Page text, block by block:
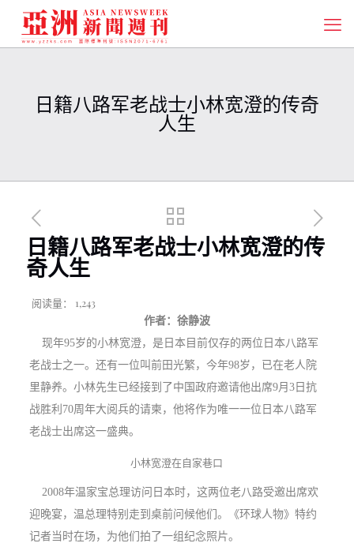
日籍八路军老战士小林宽澄的传奇
人生
日籍八路军老战士小林宽澄的传
奇人生
阅读量： 1,243
作者：徐静波
现年95岁的小林宽澄，是日本目前仅存的两位日本八路军
老战士之一。还有一位叫前田光繁，今年98岁，已在老人院
里静养。小林先生已经接到了中国政府邀请他出席9月3日抗
战胜利70周年大阅兵的请柬，他将作为唯一一位日本八路军
老战士出席这一盛典。
小林宽澄在自家巷口
2008年温家宝总理访问日本时，这两位老八路受邀出席欢
迎晚宴，温总理特别走到桌前问候他们。《环球人物》特约
记者当时在场，为他们拍了一组纪念照片。